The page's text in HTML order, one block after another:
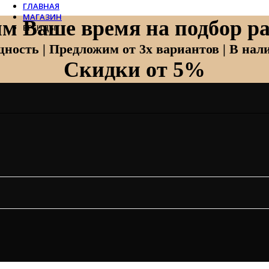
Ваше время на подбор
| Предложим от 3х вариантов | В
Скидки от 5%
ГЛАВНАЯ
МАГАЗИН
БРЕНДЫ
Zehnder
Zehnder Charleston
Loten
Mitsubishi Electric
Systemair